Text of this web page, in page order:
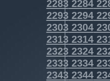
22832284
22932294
23032304
23132314
23232324
23332334
23432344